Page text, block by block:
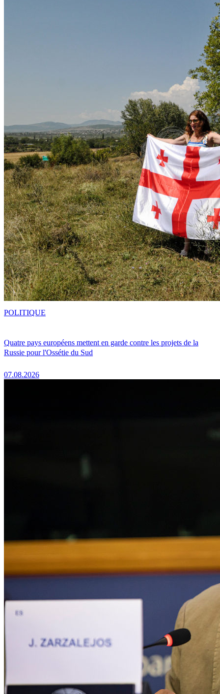
Quatre pays européens mettent en garde contre les projets de la
Russie pour l'Ossétie du Sud
07.08.2026
POLITIQUE